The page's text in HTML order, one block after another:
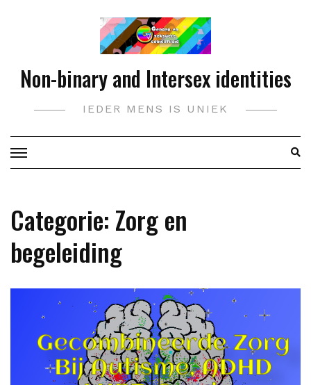
Non-binary and Intersex identities
IEDER MENS IS UNIEK
Categorie: Zorg en
begeleiding